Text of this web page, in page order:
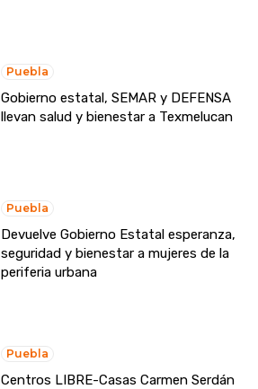
Puebla
Gobierno estatal, SEMAR y DEFENSA
llevan salud y bienestar a Texmelucan
Puebla
Devuelve Gobierno Estatal esperanza,
seguridad y bienestar a mujeres de la
periferia urbana
Puebla
Centros LIBRE-Casas Carmen Serdán